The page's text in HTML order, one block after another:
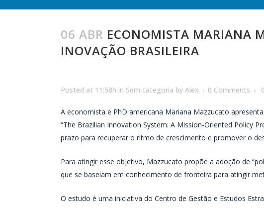
06 ABR ECONOMISTA MARIANA
INOVAÇÃO BRASILEIRA
Posted at 11:58h in Sem categoria by Alex 0 Comments 0
A economista e PhD americana Mariana Mazzucato
“The Brazilian Innovation System: A Mission-Oriented Policy
prazo para recuperar o ritmo de crescimento e promover o
Para atingir esse objetivo, Mazzucato propõe a adoção de
que se baseiam em conhecimento de fronteira para atingir
O estudo é uma iniciativa do Centro de Gestão e Estudos